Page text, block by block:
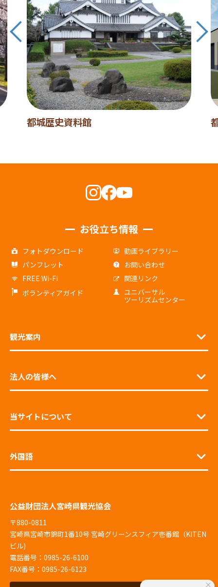
都城歴史資料館
お役立ち情報
フォトダウンロード
動画ライブラリー
パンフレット
お問い合わせ
FREE Wi-Fi
関連リンク
ボランティアガイド
ユニバーサル
ツーリズムセンター
観光案内
法人の皆様へ
当サイトについて
外国語
公益財団法人宮崎県観光協会
〒880-0811
宮崎県宮崎市錦町1番10号 宮崎グリーンスフィア壱番館（KITEN
ビル)
電話番号：0985-26-6100
FAX番号：0985-26-6123
×